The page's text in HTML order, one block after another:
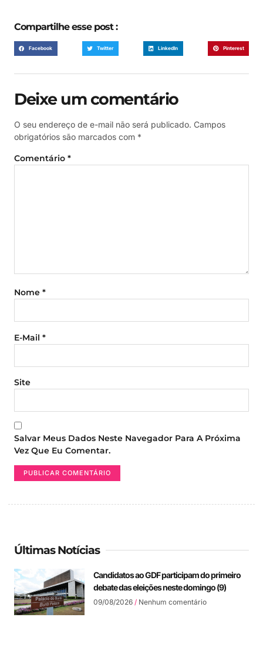
Compartilhe esse post :
Facebook Twitter LinkedIn Pinterest
Deixe um comentário
O seu endereço de e-mail não será publicado. Campos
obrigatórios são marcados com *
Comentário *
Nome *
E-Mail *
Site
Salvar Meus Dados Neste Navegador Para A Próxima
Vez Que Eu Comentar.
Últimas Notícias
Candidatos ao GDF participam do primeiro
debate das eleições neste domingo (9)
09/08/2026 Nenhum comentário